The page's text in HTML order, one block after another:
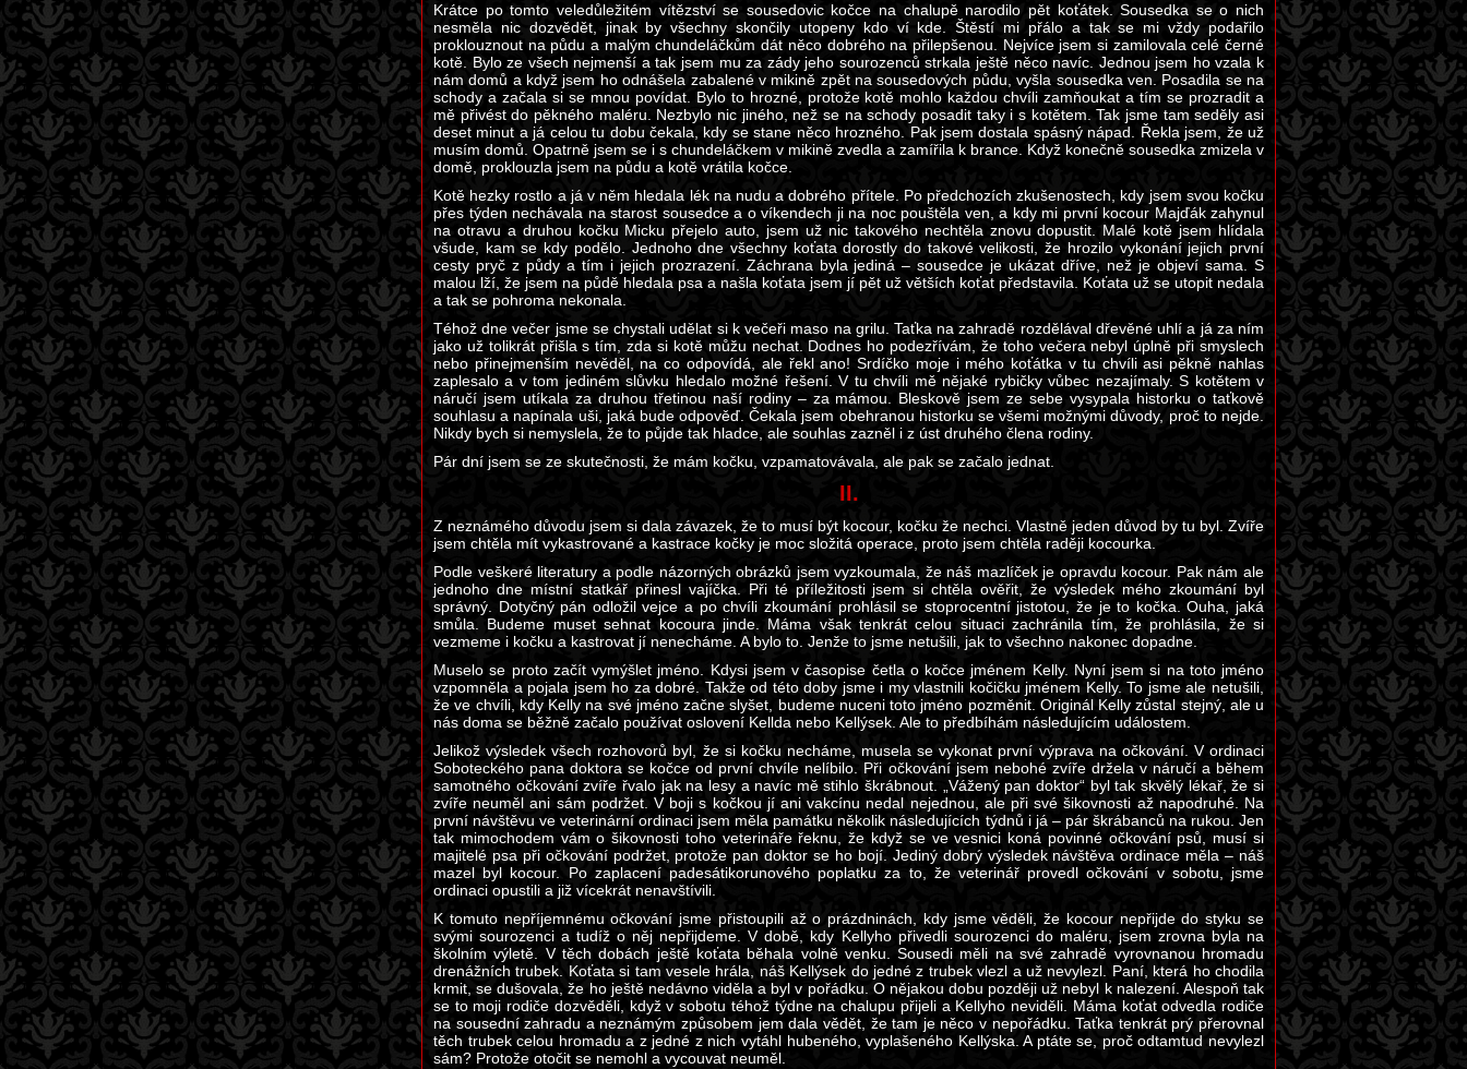
Krátce po tomto veledůležitém vítězství se sousedovic kočce na chalupě narodilo pět koťátek. Sousedka se o nich
nesměla nic dozvědět, jinak by všechny skončily utopeny kdo ví kde. Štěstí mi přálo a tak se mi vždy podařilo
proklouznout na půdu a malým chundeláčkům dát něco dobrého na přilepšenou. Nejvíce jsem si zamilovala celé černé
kotě. Bylo ze všech nejmenší a tak jsem mu za zády jeho sourozenců strkala ještě něco navíc. Jednou jsem ho vzala k
nám domů a když jsem ho odnášela zabalené v mikině zpět na sousedových půdu, vyšla sousedka ven. Posadila se na
schody a začala si se mnou povídat. Bylo to hrozné, protože kotě mohlo každou chvíli zamňoukat a tím se prozradit a
mě přivést do pěkného maléru. Nezbylo nic jiného, než se na schody posadit taky i s kotětem. Tak jsme tam seděly asi
deset minut a já celou tu dobu čekala, kdy se stane něco hrozného. Pak jsem dostala spásný nápad. Řekla jsem, že už
musím domů. Opatrně jsem se i s chundeláčkem v mikině zvedla a zamířila k brance. Když konečně sousedka zmizela v
domě, proklouzla jsem na půdu a kotě vrátila kočce.
Kotě hezky rostlo a já v něm hledala lék na nudu a dobrého přítele. Po předchozích zkušenostech, kdy jsem svou kočku
přes týden nechávala na starost sousedce a o víkendech ji na noc pouštěla ven, a kdy mi první kocour Majďák zahynul
na otravu a druhou kočku Micku přejelo auto, jsem už nic takového nechtěla znovu dopustit. Malé kotě jsem hlídala
všude, kam se kdy podělo. Jednoho dne všechny koťata dorostly do takové velikosti, že hrozilo vykonání jejich první
cesty pryč z půdy a tím i jejich prozrazení. Záchrana byla jediná – sousedce je ukázat dříve, než je objeví sama. S
malou lží, že jsem na půdě hledala psa a našla koťata jsem jí pět už větších koťat představila. Koťata už se utopit nedala
a tak se pohroma nekonala.
Téhož dne večer jsme se chystali udělat si k večeři maso na grilu. Taťka na zahradě rozdělával dřevěné uhlí a já za ním
jako už tolikrát přišla s tím, zda si kotě můžu nechat. Dodnes ho podezřívám, že toho večera nebyl úplně při smyslech
nebo přinejmenším nevěděl, na co odpovídá, ale řekl ano! Srdíčko moje i mého koťátka v tu chvíli asi pěkně nahlas
zaplesalo a v tom jediném slůvku hledalo možné řešení. V tu chvíli mě nějaké rybičky vůbec nezajímaly. S kotětem v
náručí jsem utíkala za druhou třetinou naší rodiny – za mámou. Bleskově jsem ze sebe vysypala historku o taťkově
souhlasu a napínala uši, jaká bude odpověď. Čekala jsem obehranou historku se všemi možnými důvody, proč to nejde.
Nikdy bych si nemyslela, že to půjde tak hladce, ale souhlas zazněl i z úst druhého člena rodiny.
Pár dní jsem se ze skutečnosti, že mám kočku, vzpamatovávala, ale pak se začalo jednat.
II.
Z neznámého důvodu jsem si dala závazek, že to musí být kocour, kočku že nechci. Vlastně jeden důvod by tu byl. Zvíře
jsem chtěla mít vykastrované a kastrace kočky je moc složitá operace, proto jsem chtěla raději kocourka.
Podle veškeré literatury a podle názorných obrázků jsem vyzkoumala, že náš mazlíček je opravdu kocour. Pak nám ale
jednoho dne místní statkář přinesl vajíčka. Při té příležitosti jsem si chtěla ověřit, že výsledek mého zkoumání byl
správný. Dotyčný pán odložil vejce a po chvíli zkoumání prohlásil se stoprocentní jistotou, že je to kočka. Ouha, jaká
smůla. Budeme muset sehnat kocoura jinde. Máma však tenkrát celou situaci zachránila tím, že prohlásila, že si
vezmeme i kočku a kastrovat jí nenecháme. A bylo to. Jenže to jsme netušili, jak to všechno nakonec dopadne.
Muselo se proto začít vymýšlet jméno. Kdysi jsem v časopise četla o kočce jménem Kelly. Nyní jsem si na toto jméno
vzpomněla a pojala jsem ho za dobré. Takže od této doby jsme i my vlastnili kočičku jménem Kelly. To jsme ale netušili,
že ve chvíli, kdy Kelly na své jméno začne slyšet, budeme nuceni toto jméno pozměnit. Originál Kelly zůstal stejný, ale u
nás doma se běžně začalo používat oslovení Kellda nebo Kellýsek. Ale to předbíhám následujícím událostem.
Jelikož výsledek všech rozhovorů byl, že si kočku necháme, musela se vykonat první výprava na očkování. V ordinaci
Soboteckého pana doktora se kočce od první chvíle nelíbilo. Při očkování jsem nebohé zvíře držela v náručí a během
samotného očkování zvíře řvalo jak na lesy a navíc mě stihlo škrábnout. „Vážený pan doktor“ byl tak skvělý lékař, že si
zvíře neuměl ani sám podržet. V boji s kočkou jí ani vakcínu nedal nejednou, ale při své šikovnosti až napodruhé. Na
první návštěvu ve veterinární ordinaci jsem měla památku několik následujících týdnů i já – pár škrábanců na rukou. Jen
tak mimochodem vám o šikovnosti toho veterináře řeknu, že když se ve vesnici koná povinné očkování psů, musí si
majitelé psa při očkování podržet, protože pan doktor se ho bojí. Jediný dobrý výsledek návštěva ordinace měla – náš
mazel byl kocour. Po zaplacení padesátikorunového poplatku za to, že veterinář provedl očkování v sobotu, jsme
ordinaci opustili a již vícekrát nenavštívili.
K tomuto nepříjemnému očkování jsme přistoupili až o prázdninách, kdy jsme věděli, že kocour nepřijde do styku se
svými sourozenci a tudíž o něj nepřijdeme. V době, kdy Kellyho přivedli sourozenci do maléru, jsem zrovna byla na
školním výletě. V těch dobách ještě koťata běhala volně venku. Sousedi měli na své zahradě vyrovnanou hromadu
drenážních trubek. Koťata si tam vesele hrála, náš Kellýsek do jedné z trubek vlezl a už nevylezl. Paní, která ho chodila
krmit, se dušovala, že ho ještě nedávno viděla a byl v pořádku. O nějakou dobu později už nebyl k nalezení. Alespoň tak
se to moji rodiče dozvěděli, když v sobotu téhož týdne na chalupu přijeli a Kellyho neviděli. Máma koťat odvedla rodiče
na sousední zahradu a neznámým způsobem jem dala vědět, že tam je něco v nepořádku. Taťka tenkrát prý přerovnal
těch trubek celou hromadu a z jedné z nich vytáhl hubeného, vyplašeného Kellýska. A ptáte se, proč odtamtud nevylezl
sám? Protože otočit se nemohl a vycouvat neuměl.